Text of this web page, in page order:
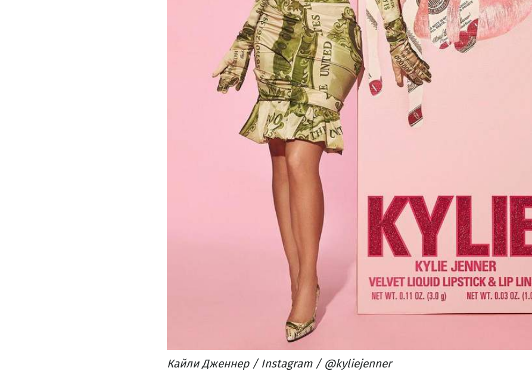
Кайли Дженнер / Instagram / @kyliejenner